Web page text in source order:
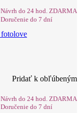
Návrh do 24 hod. ZDARMA
Doručenie do 7 dní
Pridať k obľúbeným
Návrh do 24 hod. ZDARMA
Doručenie do 7 dní